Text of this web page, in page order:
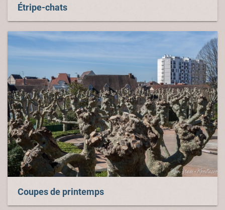
Étripe-chats
Coupes de printemps